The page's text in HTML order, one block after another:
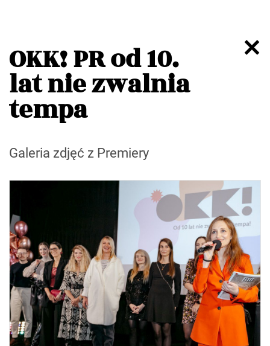
OKK! PR od 10.
lat nie zwalnia
tempa
Galeria zdjęć z Premiery